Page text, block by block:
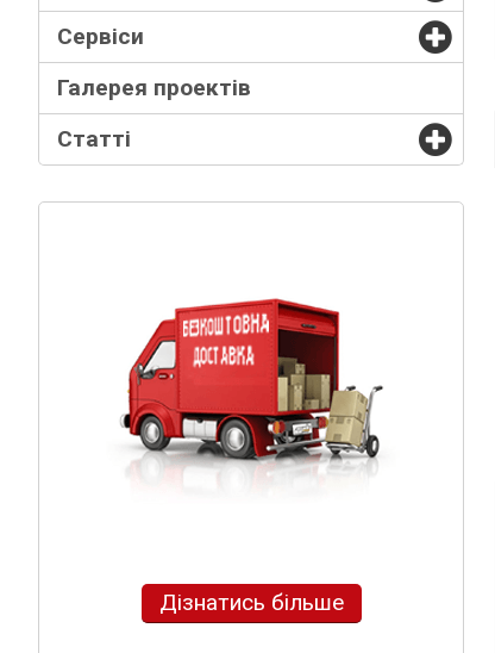
Сервіси
Галерея проектів
Статті
Дізнатись більше